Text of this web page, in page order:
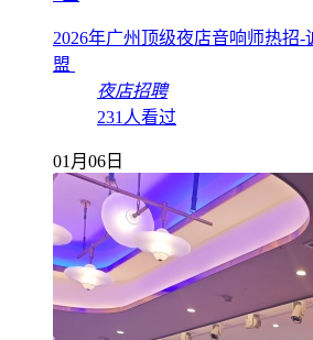
2026年广州顶级夜店音响师热招-
盟
夜店招聘
231人看过
01月06日